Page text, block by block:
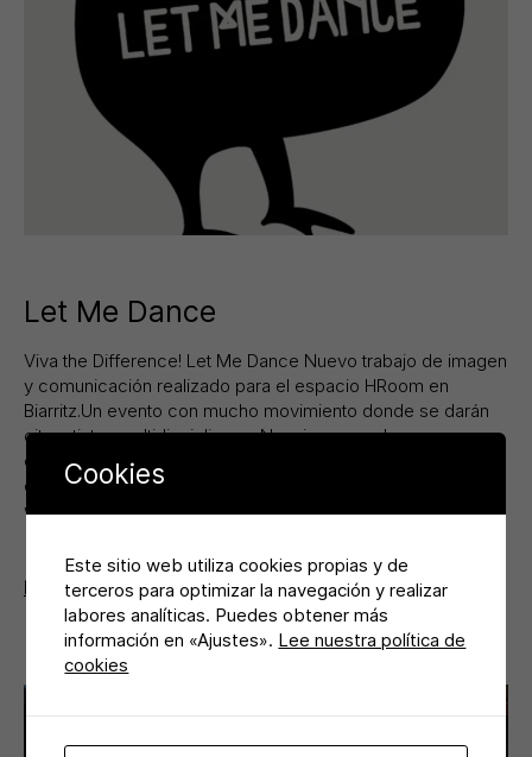
Let Me Dance
Viva the Difference! Let Me Dance Nuevo trabajo de imagen
y comunicación realizado para el espacio HRoom en
Biarritz.Un evento con mucho movimiento donde se darán
cita artistas multidisciplinares.New image and
communication project created for HRoom in Biarritz.An
event in motion, where artists with different backgrounds
will be gathered.
READ MORE
Cookies
Este sitio web utiliza cookies propias y de
terceros para optimizar la navegación y realizar
labores analíticas. Puedes obtener más
información en «Ajustes». Lee nuestra política de
cookies